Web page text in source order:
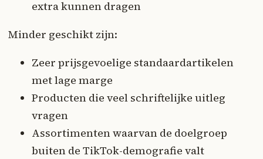
extra kunnen dragen
Minder geschikt zijn:
Zeer prijsgevoelige standaardartikelen
met lage marge
Producten die veel schriftelijke uitleg
vragen
Assortimenten waarvan de doelgroep
buiten de TikTok-demografie valt